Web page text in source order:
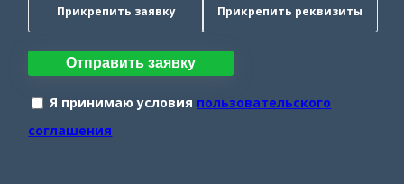
Прикрепить заявку Прикрепить реквизиты
Отправить заявку
Я принимаю условия пользовательского
соглашения